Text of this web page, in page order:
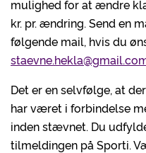
mulighed for at ændre
kr. pr. ændring. Send en
følgende mail, hvis du
Det er en selvfølge, at
har været i forbindelse
inden stævnet. Du
tilmeldingen på Sporti.